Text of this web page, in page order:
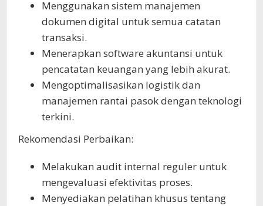
Menggunakan sistem manajemen
dokumen digital untuk semua catatan
transaksi.
Menerapkan software akuntansi untuk
pencatatan keuangan yang lebih akurat.
Mengoptimalisasikan logistik dan
manajemen rantai pasok dengan teknologi
terkini.
Rekomendasi Perbaikan:
Melakukan audit internal reguler untuk
mengevaluasi efektivitas proses.
Menyediakan pelatihan khusus tentang